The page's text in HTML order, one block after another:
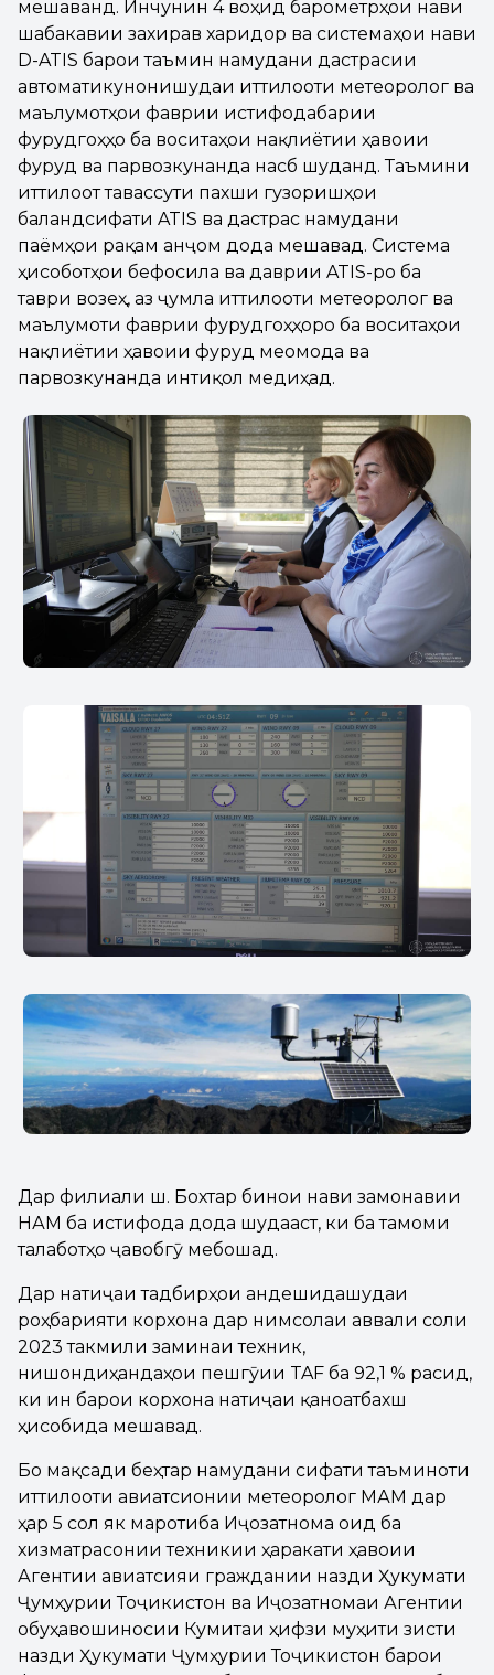
мешаванд. Инчунин 4 воҳид барометрҳои нави
шабакавии захиравӣ харидорӣ ва системаҳои нави
D-ATIS барои таъмин намудани дастрасии
автоматикунонишудаи иттилооти метеорологӣ ва
маълумотҳои фаврии истифодабарии
фурудгоҳҳо ба воситаҳои нақлиётии ҳавоии
фуруд ва парвозкунанда насб шуданд. Таъмини
иттилоот тавассути пахши гузоришҳои
баландсифати ATIS ва дастрас намудани
паёмҳои рақамӣ анҷом дода мешавад. Система
ҳисоботҳои бефосила ва даврии ATIS-ро ба
таври возеҳ, аз ҷумла иттилооти метеорологӣ ва
маълумоти фаврии фурудгоҳҳоро ба воситаҳои
нақлиётии ҳавоии фуруд меомода ва
парвозкунанда интиқол медиҳад.
Дар филиали ш. Бохтар бинои нави замонавии
НАМ ба истифода дода шудааст, ки ба тамоми
талаботҳо ҷавобгӯ мебошад.
Дар натиҷаи тадбирҳои андешидашудаи
роҳбарияти корхона дар нимсолаи аввали соли
2023 такмили заминаи техникӣ,
нишондиҳандаҳои пешгӯии TAF ба 92,1 % расид,
ки ин барои корхона натиҷаи қаноатбахш
ҳисобида мешавад.
Бо мақсади беҳтар намудани сифати таъминоти
иттилооти авиатсионии метеорологӣ МАМ дар
ҳар 5 сол як маротиба Иҷозатнома оид ба
хизматрасонии техникии ҳаракати ҳавоии
Агентии авиатсияи граждании назди Ҳукумати
Ҷумҳурии Тоҷикистон ва Иҷозатномаи Агентии
обуҳавошиносии Кумитаи ҳифзи муҳити зисти
назди Ҳукумати Ҷумҳурии Тоҷикистон барои